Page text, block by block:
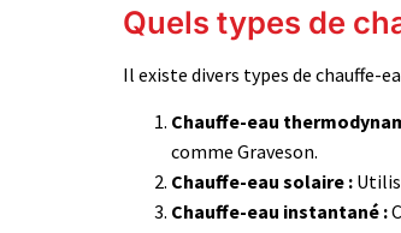
Quels types de
Il existe divers types de chauffe-
Chauffe-eau
comme Graveson.
Chauffe-eau solaire :
Chauffe-eau instantané :